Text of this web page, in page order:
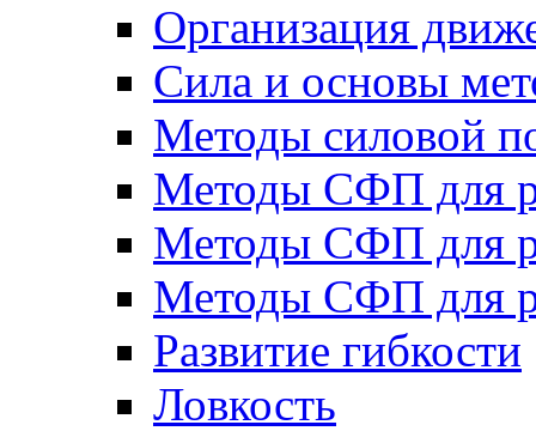
Организация
Сила и основы
Методы силовой
Методы СФП для
Методы СФП для
Методы СФП для
Развитие гибкости
Ловкость